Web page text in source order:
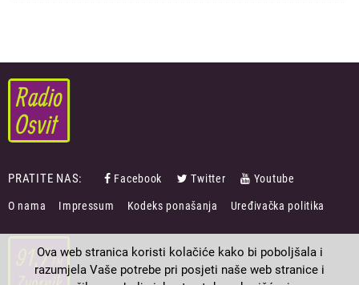
PRATITE NAS: Facebook Twitter Youtube
FOOTER
MENU
O nama Impressum Kodeks ponašanja Uređivačka politika
Ova web stranica koristi kolačiće kako bi poboljšala i
razumjela Vaše potrebe pri posjeti naše web stranice i